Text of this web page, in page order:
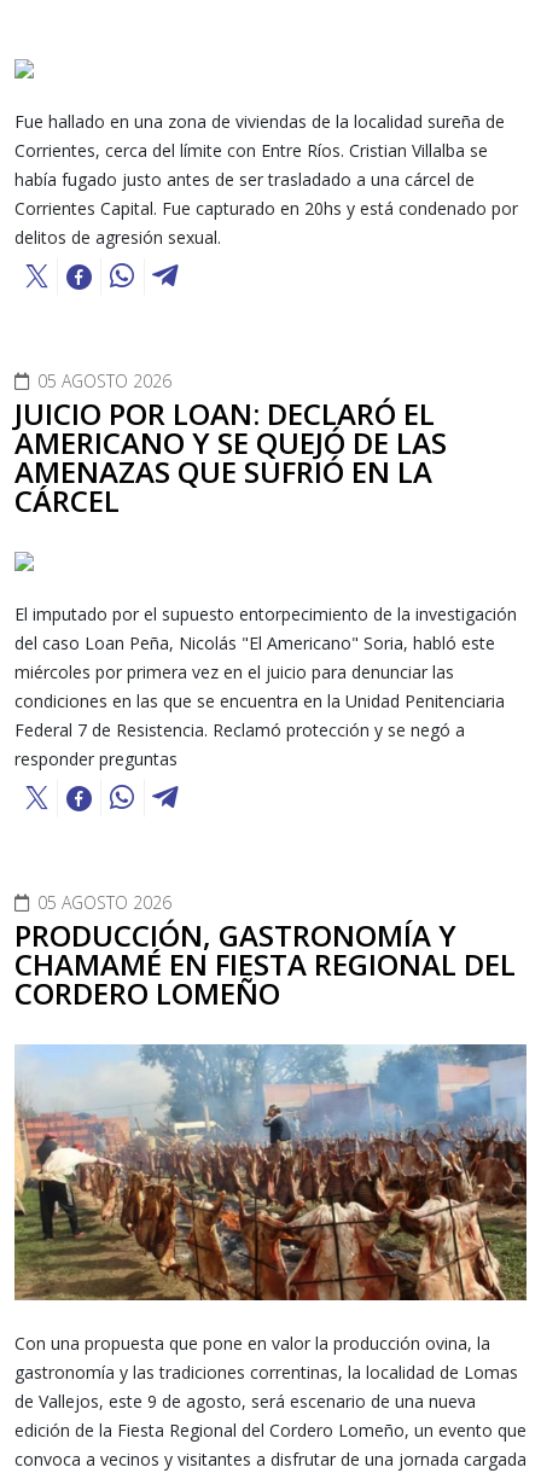
Fue hallado en una zona de viviendas de la localidad sureña de
Corrientes, cerca del límite con Entre Ríos. Cristian Villalba se
había fugado justo antes de ser trasladado a una cárcel de
Corrientes Capital. Fue capturado en 20hs y está condenado por
delitos de agresión sexual.
05 AGOSTO 2026
JUICIO POR LOAN: DECLARÓ EL
AMERICANO Y SE QUEJÓ DE LAS
AMENAZAS QUE SUFRIÓ EN LA
CÁRCEL
El imputado por el supuesto entorpecimiento de la investigación
del caso Loan Peña, Nicolás "El Americano" Soria, habló este
miércoles por primera vez en el juicio para denunciar las
condiciones en las que se encuentra en la Unidad Penitenciaria
Federal 7 de Resistencia. Reclamó protección y se negó a
responder preguntas
05 AGOSTO 2026
PRODUCCIÓN, GASTRONOMÍA Y
CHAMAMÉ EN FIESTA REGIONAL DEL
CORDERO LOMEÑO
Con una propuesta que pone en valor la producción ovina, la
gastronomía y las tradiciones correntinas, la localidad de Lomas
de Vallejos, este 9 de agosto, será escenario de una nueva
edición de la Fiesta Regional del Cordero Lomeño, un evento que
convoca a vecinos y visitantes a disfrutar de una jornada cargada